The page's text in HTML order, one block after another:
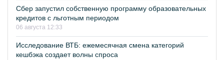
Сбер запустил собственную программу образовательных
кредитов с льготным периодом
06 августа 12:33
Исследование ВТБ: ежемесячная смена категорий
кешбэка создает волны спроса